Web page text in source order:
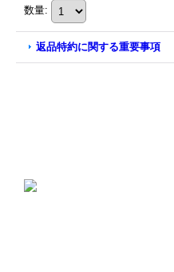
数量:
返品特約に関する重要事項